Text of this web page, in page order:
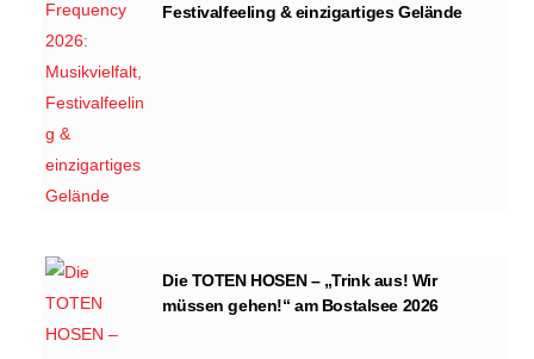
Festivalfeeling & einzigartiges Gelände
Die TOTEN HOSEN – „Trink aus! Wir
müssen gehen!“ am Bostalsee 2026